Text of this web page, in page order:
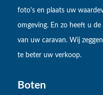
foto's en plaats uw
omgeving. En zo heeft u
van uw caravan. Wij
te beter uw verkoop.
Boten